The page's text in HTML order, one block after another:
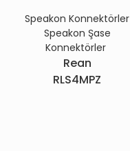
Speakon Konnektörler
Speakon Şase
Konnektörler
Rean
RLS4MPZ